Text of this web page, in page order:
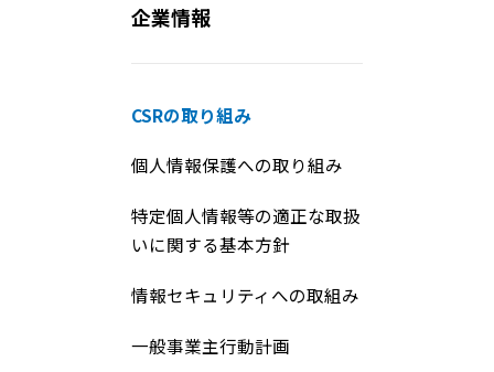
企業情報
CSRの取り組み
個人情報保護への取り組み
特定個人情報等の適正な取扱
いに関する基本方針
情報セキュリティへの取組み
一般事業主行動計画